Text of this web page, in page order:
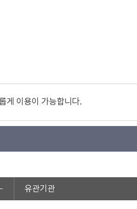
게 이용이 가능합니다.
유관기관